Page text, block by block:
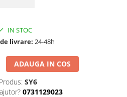
IN STOC
livrare: 24-48h
ADAUGA IN COS
SY6
0731129023